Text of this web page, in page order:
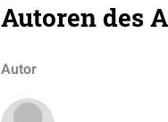
Autoren des
Autor